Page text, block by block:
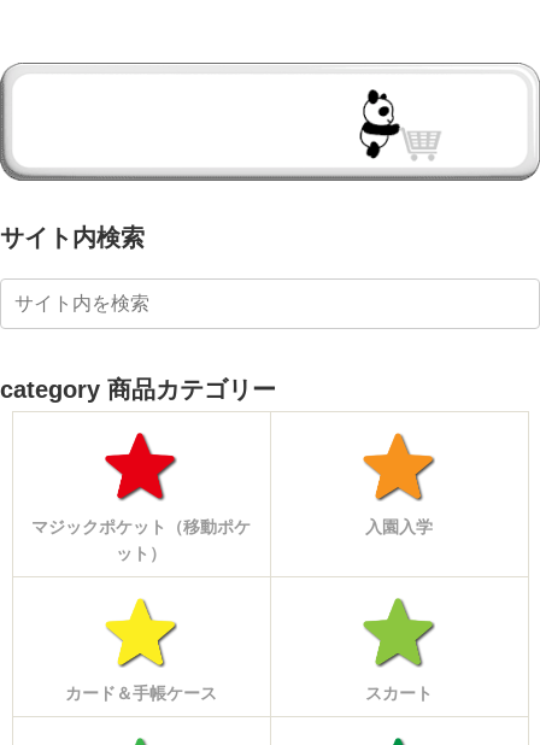
サイト内検索
category 商品カテゴリー
マジックポケット（移動ポケ
ット）
入園入学
カード＆手帳ケース スカート